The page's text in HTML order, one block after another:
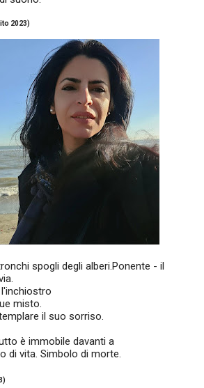
2023)
spogli degli alberi.Ponente - il
misto.
il suo sorriso.
è immobile davanti a
di vita. Simbolo di morte.